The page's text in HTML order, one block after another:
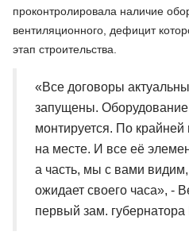
проконтролировала наличие
вентиляционного, дефицит
этап строительства.
«Все договоры
запущены.
монтируется. По
на месте. И все её
а часть, мы с вами
ожидает своего часа», -
первый зам. губернатора